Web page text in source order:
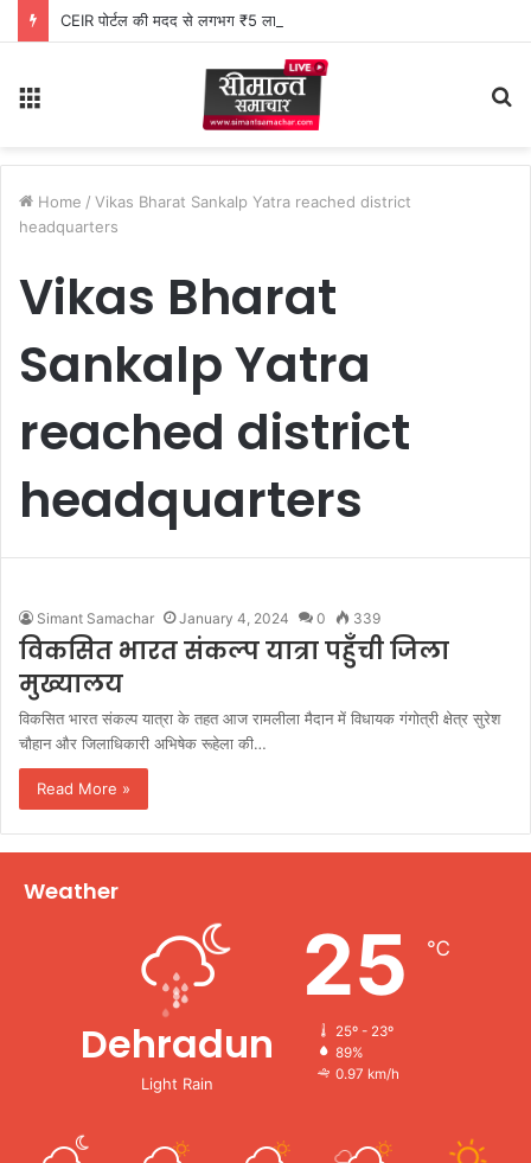
CEIR पोर्टल की मदद से लगभग ₹5 लाख मूल्य के 20 मोबाइल फोन बरामद
Home / Vikas Bharat Sankalp Yatra reached district
headquarters
Vikas Bharat
Sankalp Yatra
reached district
headquarters
Simant Samachar January 4, 2024 0 339
विकसित भारत संकल्प यात्रा पहुँची जिला
मुख्यालय
विकसित भारत संकल्प यात्रा के तहत आज रामलीला मैदान में विधायक गंगोत्री क्षेत्र सुरेश
चौहान और जिलाधिकारी अभिषेक रूहेला की…
Read More »
Weather
Dehradun
Light Rain
25 ℃
25º - 23º
89%
0.97 km/h